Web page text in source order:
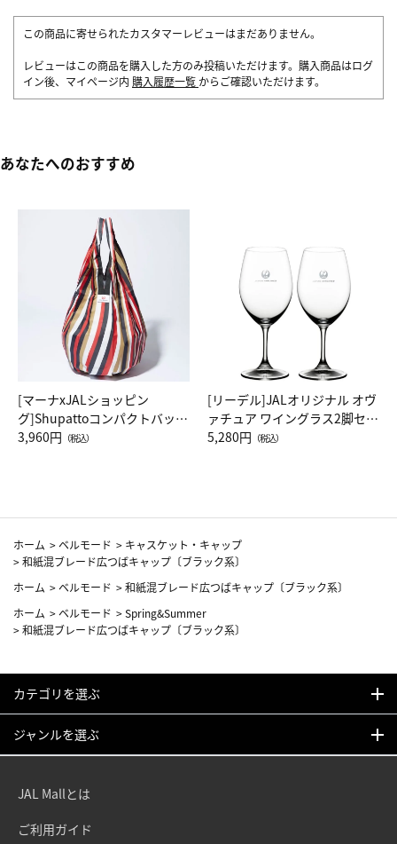
この商品に寄せられたカスタマーレビューはまだありません。
レビューはこの商品を購入した方のみ投稿いただけます。購入商品はログ
イン後、マイページ内 購入履歴一覧 からご確認いただけます。
あなたへのおすすめ
[マーナxJALショッピン
グ]Shupattoコンパクトバッグ
Drop JAL客室乗務員（LC）ス
3,960円 （税込）
[リーデル]JALオリジナル オヴ
ァチュア ワイングラス2脚セッ
ト（レッドワイン）
5,280円 （税込）
ホーム >ベルモード > キャスケット・キャップ
>和紙混ブレード広つばキャップ〔ブラック系〕
ホーム >ベルモード >和紙混ブレード広つばキャップ〔ブラック系〕
ホーム >ベルモード >Spring&Summer
>和紙混ブレード広つばキャップ〔ブラック系〕
カテゴリを選ぶ
ジャンルを選ぶ
JAL Mallとは
ご利用ガイド